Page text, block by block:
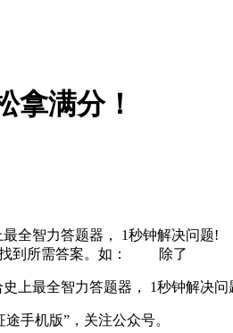
拿满分！
全智力答题器， 1秒钟解决问
找到所需答案。如： 除了
上最全智力答题器， 1秒钟解决问
手机版”，关注公众号。